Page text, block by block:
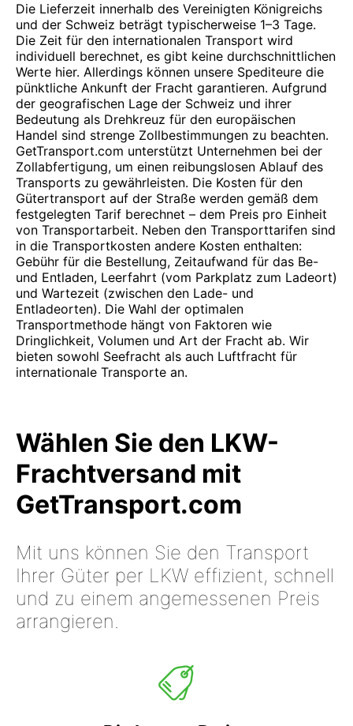
Die Lieferzeit innerhalb des Vereinigten Königreichs
und der Schweiz beträgt typischerweise 1–3 Tage.
Die Zeit für den internationalen Transport wird
individuell berechnet, es gibt keine durchschnittlichen
Werte hier. Allerdings können unsere Spediteure die
pünktliche Ankunft der Fracht garantieren. Aufgrund
der geografischen Lage der Schweiz und ihrer
Bedeutung als Drehkreuz für den europäischen
Handel sind strenge Zollbestimmungen zu beachten.
GetTransport.com unterstützt Unternehmen bei der
Zollabfertigung, um einen reibungslosen Ablauf des
Transports zu gewährleisten. Die Kosten für den
Gütertransport auf der Straße werden gemäß dem
festgelegten Tarif berechnet – dem Preis pro Einheit
von Transportarbeit. Neben den Transporttarifen sind
in die Transportkosten andere Kosten enthalten:
Gebühr für die Bestellung, Zeitaufwand für das Be-
und Entladen, Leerfahrt (vom Parkplatz zum Ladeort)
und Wartezeit (zwischen den Lade- und
Entladeorten). Die Wahl der optimalen
Transportmethode hängt von Faktoren wie
Dringlichkeit, Volumen und Art der Fracht ab. Wir
bieten sowohl Seefracht als auch Luftfracht für
internationale Transporte an.
Wählen Sie den LKW-
Frachtversand mit
GetTransport.com
Mit uns können Sie den Transport
Ihrer Güter per LKW effizient, schnell
und zu einem angemessenen Preis
arrangieren.